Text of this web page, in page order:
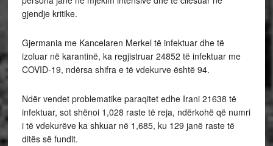
gjendje kritike.
Gjermania me Kancelaren Merkel të infektuar dhe të
izoluar në karantinë, ka regjistruar 24852 të infektuar me
COVID-19, ndërsa shifra e të vdekurve është 94.
Ndër vendet problematike paraqitet edhe Irani 21638 të
infektuar, sot shënoi 1,028 raste të reja, ndërkohë që numri
i të vdekurëve ka shkuar në 1,685, ku 129 janë raste të
ditës së fundit.